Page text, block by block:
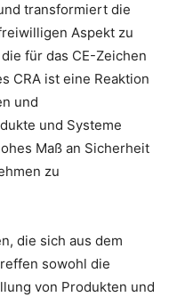
transformiert die
Aspekt zu
für das CE-Zeichen
CRA ist eine Reaktion
und
und Systeme
Maß an Sicherheit
zu
die sich aus dem
sowohl die
von Produkten und